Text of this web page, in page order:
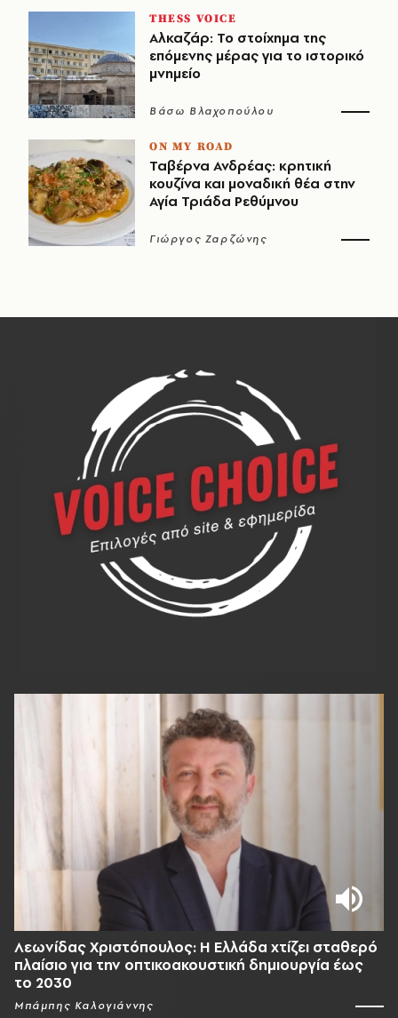
THESS VOICE
Αλκαζάρ: Το στοίχημα της
επόμενης μέρας για το ιστορικό
μνημείο
Βάσω Βλαχοπούλου
ON MY ROAD
Ταβέρνα Ανδρέας: κρητική
κουζίνα και μοναδική θέα στην
Αγία Τριάδα Ρεθύμνου
Γιώργος Ζαρζώνης
Λεωνίδας Χριστόπουλος: Η Ελλάδα χτίζει σταθερό
πλαίσιο για την οπτικοακουστική δημιουργία έως
το 2030
Μπάμπης Καλογιάννης